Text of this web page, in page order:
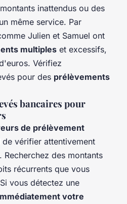
inattendus ou des
même service. Par
Julien et Samuel ont
multiples et excessifs,
Vérifiez
pour des prélèvements
bancaires pour
de prélèvement
vérifier attentivement
des montants
récurrents que vous
vous détectez une
votre